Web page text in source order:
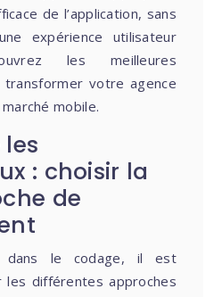
de l’application, sans
expérience utilisateur
les meilleures
votre agence
mobile.
: choisir la
de
dans le codage, il est
différentes approches